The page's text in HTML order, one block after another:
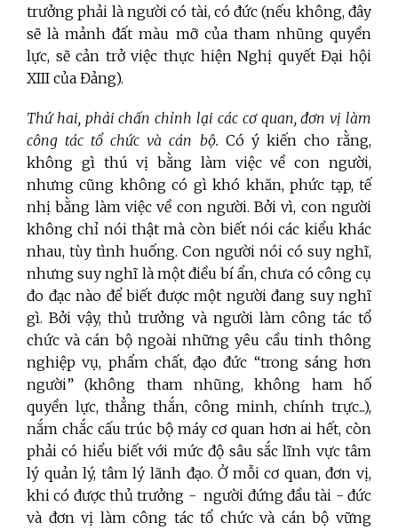
trưởng phải là người có tài, có đức (nếu không, đây
sẽ là mảnh đất màu mỡ của tham nhũng quyền
lực, sẽ cản trở việc thực hiện Nghị quyết Đại hội
XIII của Đảng).
Thứ hai, phải chấn chỉnh lại các cơ quan, đơn vị làm
công tác tổ chức và cán bộ. Có ý kiến cho rằng,
không gì thú vị bằng làm việc về con người,
nhưng cũng không có gì khó khăn, phức tạp, tế
nhị bằng làm việc về con người. Bởi vì, con người
không chỉ nói thật mà còn biết nói các kiểu khác
nhau, tùy tình huống. Con người nói có suy nghĩ,
nhưng suy nghĩ là một điều bí ẩn, chưa có công cụ
đo đạc nào để biết được một người đang suy nghĩ
gì. Bởi vậy, thủ trưởng và người làm công tác tổ
chức và cán bộ ngoài những yêu cầu tinh thông
nghiệp vụ, phẩm chất, đạo đức “trong sáng hơn
người” (không tham nhũng, không ham hố
quyền lực, thẳng thắn, công minh, chính trực...),
nắm chắc cấu trúc bộ máy cơ quan hơn ai hết, còn
phải có hiểu biết với mức độ sâu sắc lĩnh vực tâm
lý quản lý, tâm lý lãnh đạo. Ở mỗi cơ quan, đơn vị,
khi có được thủ trưởng - người đứng đầu tài - đức
và đơn vị làm công tác tổ chức và cán bộ vững